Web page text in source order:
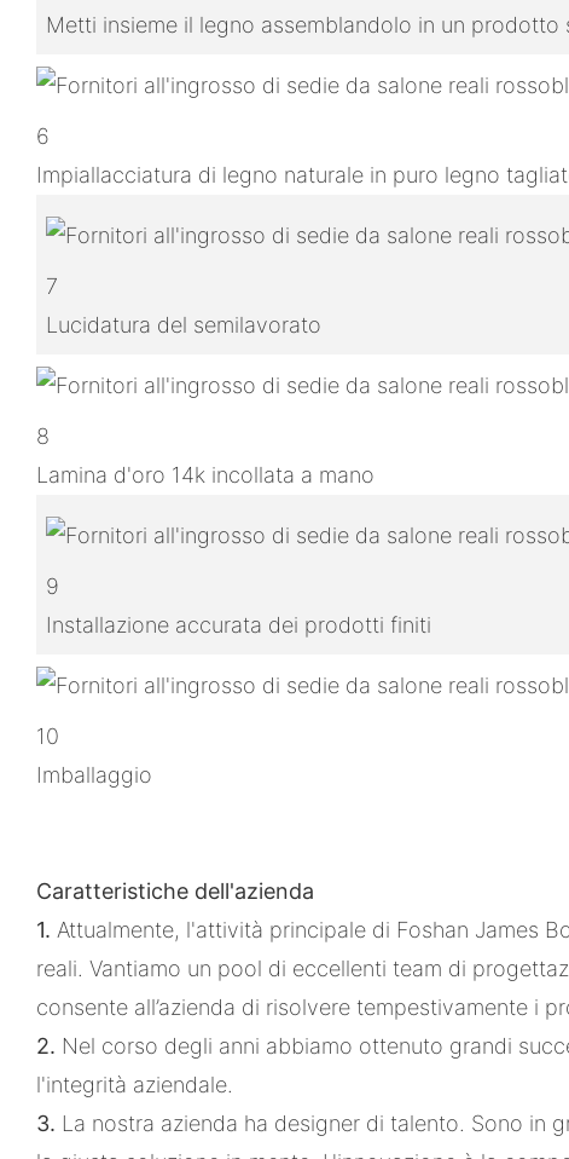
Metti insieme il legno assemblandolo in un prodotto
6
Impiallacciatura di legno naturale in puro legno
7
Lucidatura del semilavorato
8
Lamina d'oro 14k incollata a mano
9
Installazione accurata dei prodotti finiti
10
Imballaggio
Caratteristiche dell'azienda
1. Attualmente, l'attività principale di Foshan James
reali. Vantiamo un pool di eccellenti team di
consente all’azienda di risolvere tempestivamente i
2. Nel corso degli anni abbiamo ottenuto grandi
l'integrità aziendale.
3. La nostra azienda ha designer di talento. Sono